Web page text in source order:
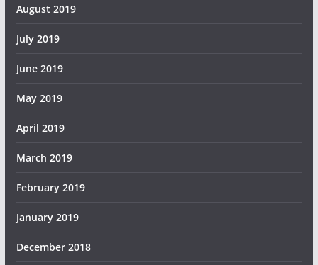
August 2019
July 2019
June 2019
May 2019
April 2019
March 2019
February 2019
January 2019
December 2018